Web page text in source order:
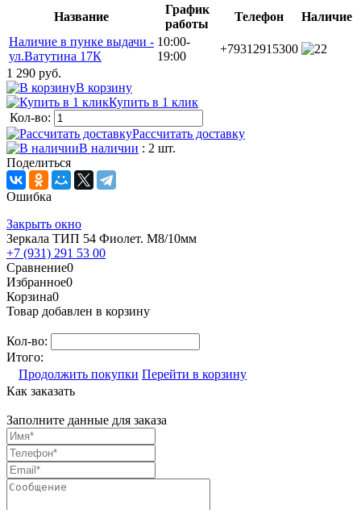
Название
График
работы
Телефон
Наличие
Наличие в пунке выдачи -
ул.Ватутина 17К
10:00-
19:00
+79312915300
2
1 290 руб.
В корзину
Купить в 1 клик
Кол-во:
Рассчитать доставку
В наличии : 2 шт.
Поделиться
Ошибка
Закрыть окно
Зеркала ТИП 54 Фиолет. М8/10мм
+7 (931) 291 53 00
Сравнение0
Избранное0
Корзина0
Товар добавлен в корзину
Кол-во:
Итого:
Продолжить покупки Перейти в корзину
Как заказать
Заполните данные для заказа